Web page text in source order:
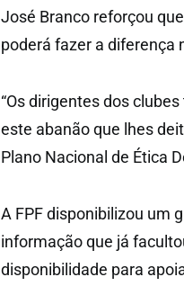
José Branco reforçou
poderá fazer a diferença
“Os dirigentes dos
este abanão que lhes
Plano Nacional de Ética
A FPF disponibilizou um
informação que já
disponibilidade para